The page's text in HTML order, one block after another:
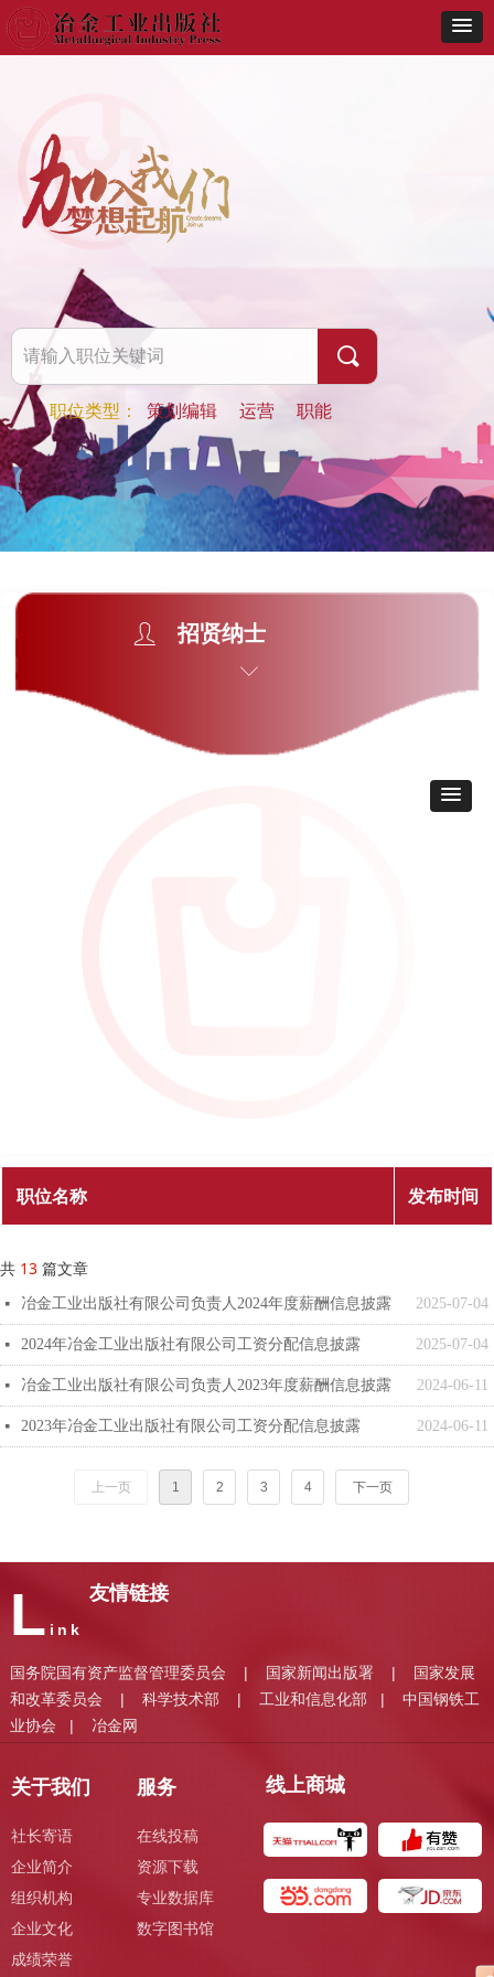
ꄑ 招贤纳士
ꀅ
끠
职位类型： 策划编辑 运营 职能
职位名称 发布时间
共 13 篇文章
2025-07-04
넷 冶金工业出版社有限公司负责人2024年度薪酬信息披露
2025-07-04
넷 2024年冶金工业出版社有限公司工资分配信息披露
2024-06-11
넷 冶金工业出版社有限公司负责人2023年度薪酬信息披露
2024-06-11
넷 2023年冶金工业出版社有限公司工资分配信息披露
上一页 1 2 3 4 下一页
关于我们
社长寄语
企业简介
组织机构
企业文化
成绩荣誉
服务
在线投稿
资源下载
专业数据库
数字图书馆
线上商城
国务院国有资产监督管理委员会 | 国家新闻出版署 | 国家发展
和改革委员会 | 科学技术部 | 工业和信息化部 | 中国钢铁工
业协会 | 冶金网
L ink
友情链接